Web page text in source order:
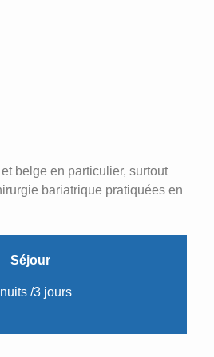
belge en particulier, surtout
bariatrique pratiquées en
Séjour
/3 jours